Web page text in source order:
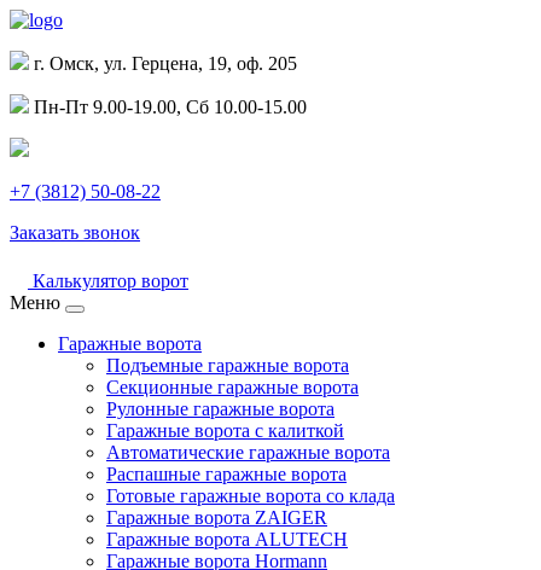
г. Омск, ул. Герцена, 19, оф. 205
Пн-Пт 9.00-19.00, Сб 10.00-15.00
+7 (3812) 50-08-22
Заказать звонок
Калькулятор ворот
Меню
Гаражные ворота
Подъемные гаражные ворота
Секционные гаражные ворота
Рулонные гаражные ворота
Гаражные ворота с калиткой
Автоматические гаражные ворота
Распашные гаражные ворота
Готовые гаражные ворота со клада
Гаражные ворота ZAIGER
Гаражные ворота ALUTECH
Гаражные ворота Hormann